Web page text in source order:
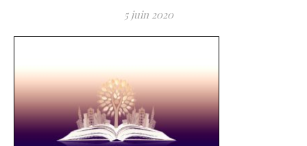
5 juin 2020